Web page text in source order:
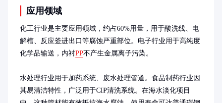
应用领域
化工行业是主要应用领域，约占60%用量，用于酸洗线、电
解槽、反应釜进出口等腐蚀严重部位。电子行业用于高纯度
化学品输送，内衬PP不产生金属离子污染。
水处理行业用于加药系统、废水处理管道。食品制药行业因
其易清洁特性，广泛用于CIP清洗系统。在海水淡化项目